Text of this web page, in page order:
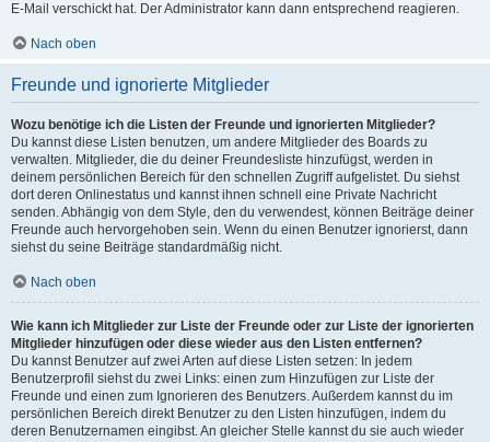
E-Mail verschickt hat. Der Administrator kann dann entsprechend reagieren.
Nach oben
Freunde und ignorierte Mitglieder
Wozu benötige ich die Listen der Freunde und ignorierten Mitglieder?
Du kannst diese Listen benutzen, um andere Mitglieder des Boards zu
verwalten. Mitglieder, die du deiner Freundesliste hinzufügst, werden in
deinem persönlichen Bereich für den schnellen Zugriff aufgelistet. Du siehst
dort deren Onlinestatus und kannst ihnen schnell eine Private Nachricht
senden. Abhängig von dem Style, den du verwendest, können Beiträge deiner
Freunde auch hervorgehoben sein. Wenn du einen Benutzer ignorierst, dann
siehst du seine Beiträge standardmäßig nicht.
Nach oben
Wie kann ich Mitglieder zur Liste der Freunde oder zur Liste der ignorierten
Mitglieder hinzufügen oder diese wieder aus den Listen entfernen?
Du kannst Benutzer auf zwei Arten auf diese Listen setzen: In jedem
Benutzerprofil siehst du zwei Links: einen zum Hinzufügen zur Liste der
Freunde und einen zum Ignorieren des Benutzers. Außerdem kannst du im
persönlichen Bereich direkt Benutzer zu den Listen hinzufügen, indem du
deren Benutzernamen eingibst. An gleicher Stelle kannst du sie auch wieder